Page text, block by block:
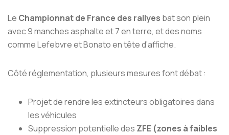
Le Championnat de France des rallyes bat son plein
avec 9 manches asphalte et 7 en terre, et des noms
comme Lefebvre et Bonato en tête d’affiche.
Côté réglementation, plusieurs mesures font débat :
Projet de rendre les extincteurs obligatoires dans
les véhicules
Suppression potentielle des ZFE (zones à faibles